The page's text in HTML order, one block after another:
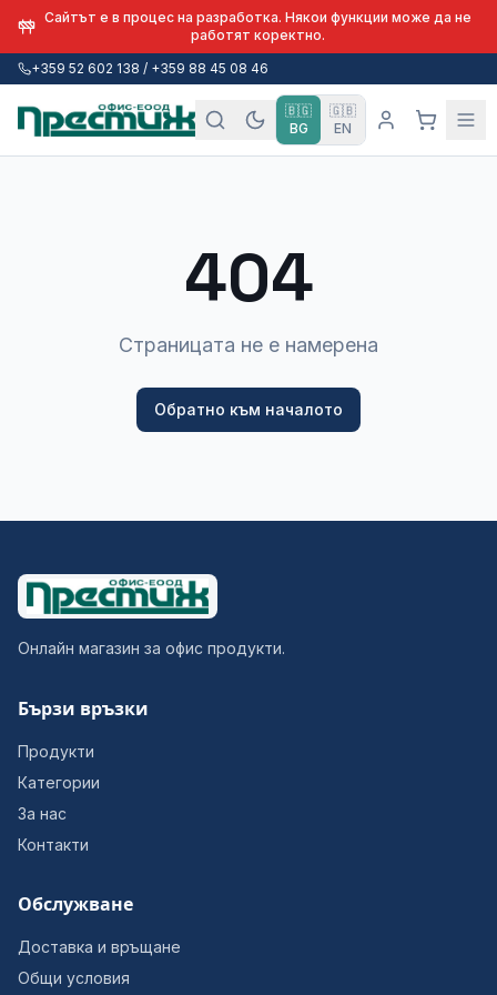
Сайтът е в процес на разработка. Някои функции може да не
работят коректно.
+359 52 602 138 / +359 88 45 08 46
🇧🇬
BG
🇬🇧
EN
404
Страницата не е намерена
Обратно към началото
Онлайн магазин за офис продукти.
Бързи връзки
Продукти
Категории
За нас
Контакти
Обслужване
Доставка и връщане
Общи условия